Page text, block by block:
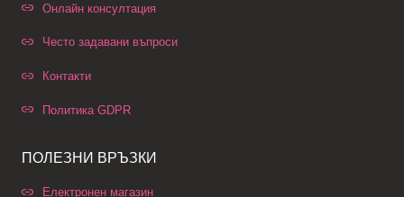
Онлайн консултация
Често задавани въпроси
Контакти
Политика GDPR
ПОЛЕЗНИ ВРЪЗКИ
Електронен магазин